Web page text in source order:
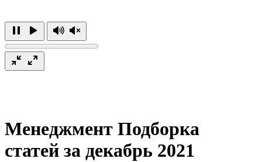
Менеджмент Подборка
статей за декабрь 2021